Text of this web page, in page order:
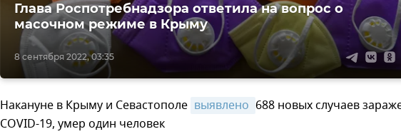
8 сентября 2022, 03:35
Глава Роспотребнадзора ответила на вопрос о
масочном режиме в Крыму
Накануне в Крыму и Севастополе выявлено 688 новых случаев
COVID-19, умер один человек